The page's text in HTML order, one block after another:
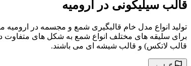
قالب سیلیکونی در ارومیه
تولید انواع مدل خام قالبگیری شمع و مجسمه در
برای سلیقه های مختلف انواع شمع به شکل های متفاوت
قالب لاتکس) و قالب شیشه ای می باشند.